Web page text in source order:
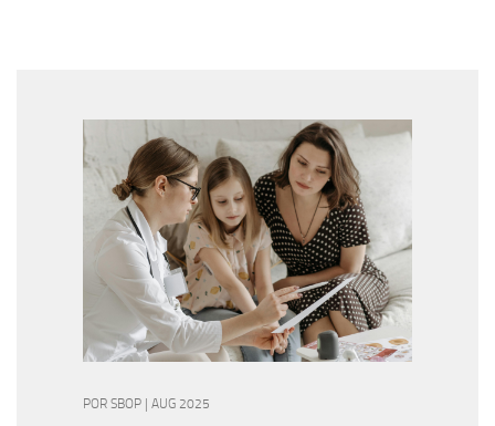
POR SBOP | AUG 2025